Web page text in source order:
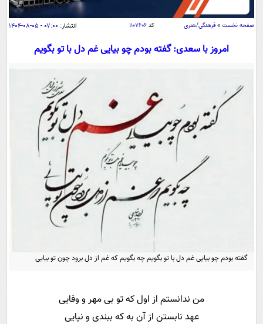
اقتصاد
یک برش دانایی
محیط زیست
سفر و تفریح
سیاست خارجی
فرهنگ و هنر
علم و دانش
فناوری و It
علمی
اخبار کریپتو
قرآن
گوناگون
باشگاه مغز
مجله تصویری سلاح
فیلم
اقتصاد
ورزش
گوناگون
عصر ایران 2
خواندنی ها و دیدنی ها
آموزش زبان
صفحه نخست » فرهنگی/هنری کد ۱۱۰۷۶۰۶ انتشار: ۰۷:۰۰ - ۰۵-۰۸-۱۴۰۴
امروز با سعدی: گفته بودم چو بیایی غم دل با تو بگویم
گفته بودم چو بیایی غم دل با تو بگویم چه بگویم که غم از دل برود چون تو بیایی
من ندانستم از اول که تو بی مهر و وفایی
عهد نابستن از آن به که ببندی و نپایی